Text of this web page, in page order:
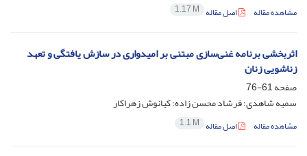
مشاهده مقاله اصل مقاله 1.17 M
اثربخشی برنامه غنی‌سازی مبتنی بر امیدواری در سازش یافتگی و تعهد
زناشویی زنان
صفحه61-76
سمیه شاهدی؛ فرشاد محسن زاده؛ کیانوش زهراکار
مشاهده مقاله اصل مقاله 1.1 M